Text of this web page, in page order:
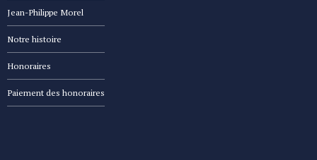
Jean-Philippe Morel
Notre histoire
Honoraires
Paiement des honoraires